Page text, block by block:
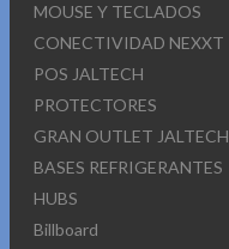
MOUSE Y TECLADOS
CONECTIVIDAD NEXXT
POS JALTECH
PROTECTORES
GRAN OUTLET JALTECH
BASES REFRIGERANTES
HUBS
Billboard